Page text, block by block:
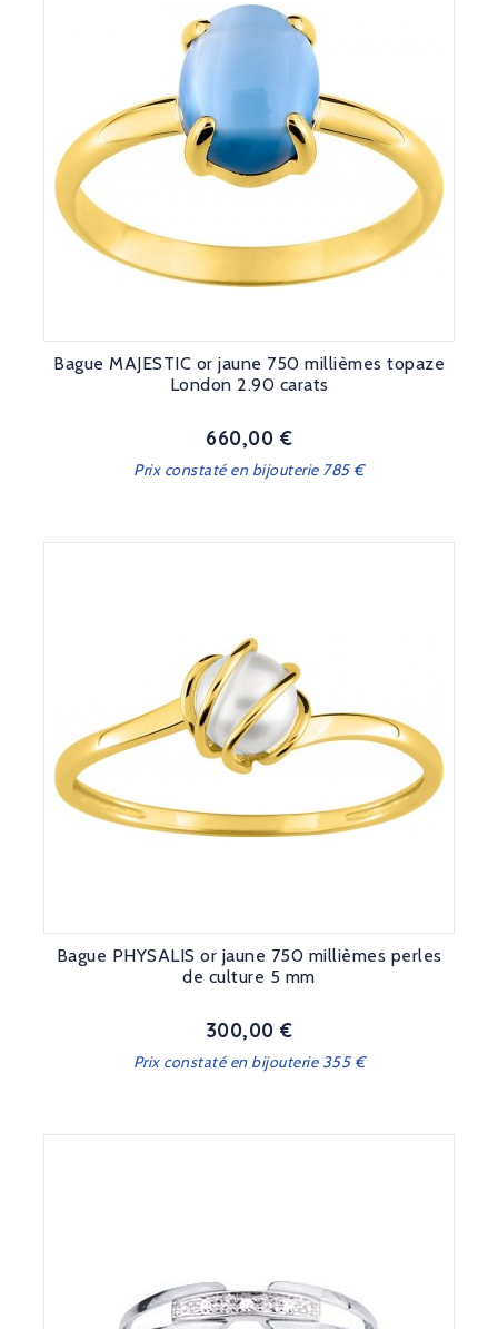
Bague MAJESTIC or jaune 750 millièmes topaze
London 2.90 carats
Prix
660,00 €
Prix constaté en bijouterie 785 €
Bague PHYSALIS or jaune 750 millièmes perles
de culture 5 mm
Prix
300,00 €
Prix constaté en bijouterie 355 €